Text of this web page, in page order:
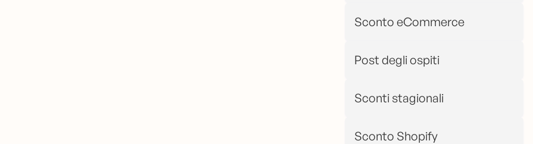
Sconto eCommerce
Post degli ospiti
Sconti stagionali
Sconto Shopify